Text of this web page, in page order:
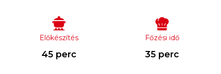
Előkészítés
45 perc
Főzési idő
35 perc